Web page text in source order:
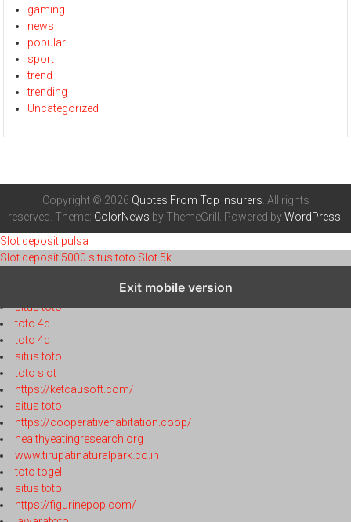
gaming
news
popular
sport
trend
trending
Uncategorized
Copyright © 2026 Quotes From Top Insurers . All rights
reserved. Theme: ColorNews by ThemeGrill. Powered byWordPress
Slot deposit pulsa
Slot deposit 5000 situs toto Slot 5k
Exit mobile version
situs toto
toto 4d
toto 4d
situs toto
toto slot
https://ketcausoft.com/
situs toto
https://cooperativehabitation.coop/
healthyeatingresearch.org
www.tirupatinaturalpark.co.in
toto togel
situs toto
https://figurinepop.com/